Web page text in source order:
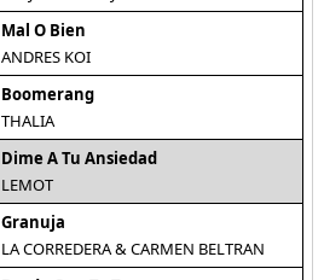
Mal O Bien
ANDRES KOI
Boomerang
THALIA
Dime A Tu Ansiedad
LEMOT
Granuja
LA CORREDERA & CARMEN BELTRAN